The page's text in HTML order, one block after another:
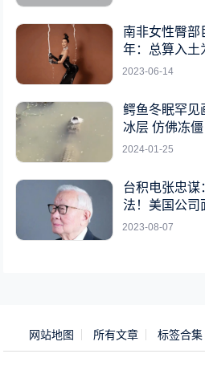
南非女性臀部
年：总算入土
2023-06-14
鳄鱼冬眠罕见
冰层 仿佛冻僵
2024-01-25
台积电张忠谋
法！美国公司
2023-08-07
网站地图 所有文章 标签合集